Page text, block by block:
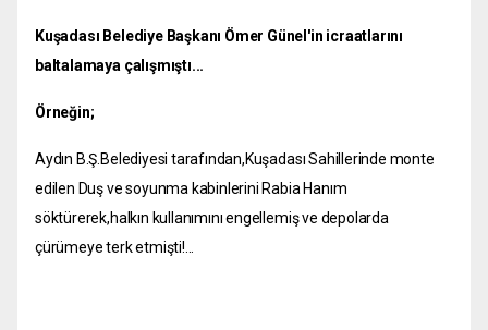
Kuşadası Belediye Başkanı Ömer Günel'in icraatlarını
baltalamaya çalışmıştı...
Örneğin;
Aydın B.Ş.Belediyesi tarafından,Kuşadası Sahillerinde monte
edilen Duş ve soyunma kabinlerini Rabia Hanım
söktürerek,halkın kullanımını engellemiş ve depolarda
çürümeye terk etmişti!...